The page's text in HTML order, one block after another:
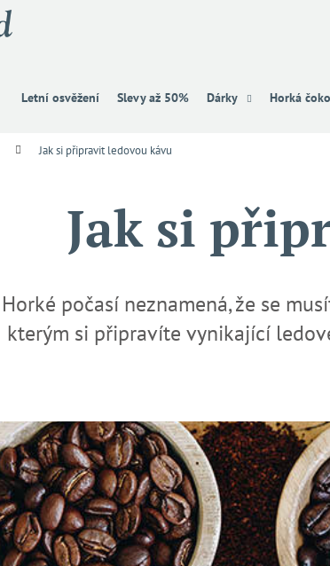
Letní osvěžení Slevy až 50% Dárky Horká
Jak si připravit ledovou kávu
Jak si
Horké počasí neznamená, že se
kterým si připravíte vynikající
Co